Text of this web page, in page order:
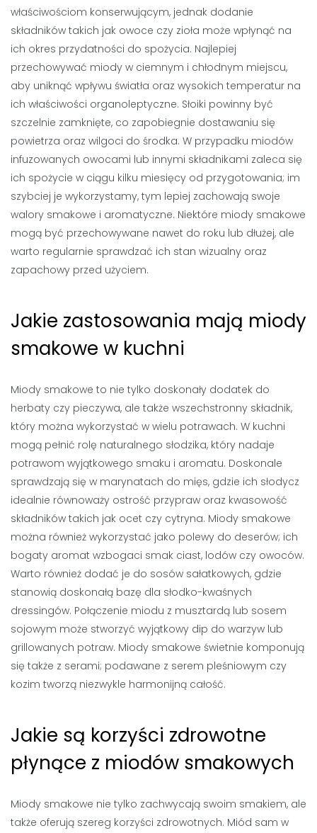
właściwościom konserwującym, jednak dodanie
składników takich jak owoce czy zioła może wpłynąć na
ich okres przydatności do spożycia. Najlepiej
przechowywać miody w ciemnym i chłodnym miejscu,
aby uniknąć wpływu światła oraz wysokich temperatur na
ich właściwości organoleptyczne. Słoiki powinny być
szczelnie zamknięte, co zapobiegnie dostawaniu się
powietrza oraz wilgoci do środka. W przypadku miodów
infuzowanych owocami lub innymi składnikami zaleca się
ich spożycie w ciągu kilku miesięcy od przygotowania; im
szybciej je wykorzystamy, tym lepiej zachowają swoje
walory smakowe i aromatyczne. Niektóre miody smakowe
mogą być przechowywane nawet do roku lub dłużej, ale
warto regularnie sprawdzać ich stan wizualny oraz
zapachowy przed użyciem.
Jakie zastosowania mają miody
smakowe w kuchni
Miody smakowe to nie tylko doskonały dodatek do
herbaty czy pieczywa, ale także wszechstronny składnik,
który można wykorzystać w wielu potrawach. W kuchni
mogą pełnić rolę naturalnego słodzika, który nadaje
potrawom wyjątkowego smaku i aromatu. Doskonale
sprawdzają się w marynatach do mięs, gdzie ich słodycz
idealnie równoważy ostrość przypraw oraz kwasowość
składników takich jak ocet czy cytryna. Miody smakowe
można również wykorzystać jako polewy do deserów; ich
bogaty aromat wzbogaci smak ciast, lodów czy owoców.
Warto również dodać je do sosów sałatkowych, gdzie
stanowią doskonałą bazę dla słodko-kwaśnych
dressingów. Połączenie miodu z musztardą lub sosem
sojowym może stworzyć wyjątkowy dip do warzyw lub
grillowanych potraw. Miody smakowe świetnie komponują
się także z serami; podawane z serem pleśniowym czy
kozim tworzą niezwykle harmonijną całość.
Jakie są korzyści zdrowotne
płynące z miodów smakowych
Miody smakowe nie tylko zachwycają swoim smakiem, ale
także oferują szereg korzyści zdrowotnych. Miód sam w